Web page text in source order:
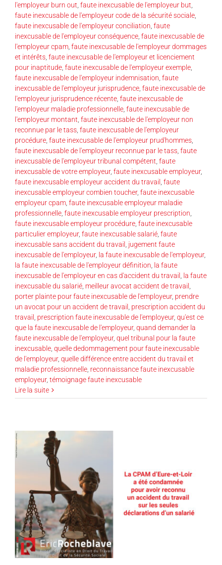
l'employeur burn out faute inexcusable de l'employeur but
faute inexcusable de l'employeur code de la sécurité sociale
faute inexcusable de l'employeur conciliation faute
inexcusable de l'employeur conséquence faute inexcusable de
l'employeur cpam faute inexcusable de l'employeur dommages
et intérêts faute inexcusable de l'employeur et licenciement
pour inaptitude faute inexcusable de l'employeur exemple
faute inexcusable de l'employeur indemnisation faute
inexcusable de l'employeur jurisprudence faute inexcusable de
l'employeur jurisprudence récente faute inexcusable de
l'employeur maladie professionnelle faute inexcusable de
l'employeur montant faute inexcusable de l'employeur non
reconnue par le tass faute inexcusable de l'employeur
procédure faute inexcusable de l'employeur prud'hommes
faute inexcusable de l'employeur reconnue par le tass faute
inexcusable de l'employeur tribunal compétent faute
inexcusable de votre employeur, faute inexcusable employeur,
faute inexcusable employeur accident du travail
faute
inexcusable employeur combien toucher, faute inexcusable
employeur cpam faute inexcusable employeur maladie
professionnelle faute inexcusable employeur prescription
faute inexcusable employeur procédure faute inexcusable
particulier employeur, faute inexcusable salarié faute
inexcusable sans accident du travail
jugement faute
inexcusable de l'employeur, la faute inexcusable de l'employeur,
la faute inexcusable de l'employeur définition
la faute
inexcusable de l'employeur en cas d'accident du travail
la faute
inexcusable du salarié meilleur avocat accident de travail
porter plainte pour faute inexcusable de l'employeur, prendre
un avocat pour un accident de travail
prescription accident du
travail
prescription faute inexcusable de l'employeur, qu'est ce
que la faute inexcusable de l'employeur, quand demander la
faute inexcusable de l'employeur, quel tribunal pour la faute
inexcusable quelle dedommagement pour faute inexcusable
de l'employeur, quelle différence entre accident du travail et
maladie professionnelle reconnaissance faute inexcusable
employeur, témoignage faute inexcusable
Lire la suite